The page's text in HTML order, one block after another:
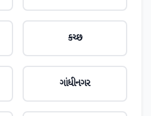
કચ્છ
ગાંધીનગર